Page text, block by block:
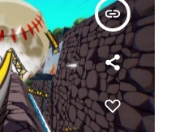
insert_link